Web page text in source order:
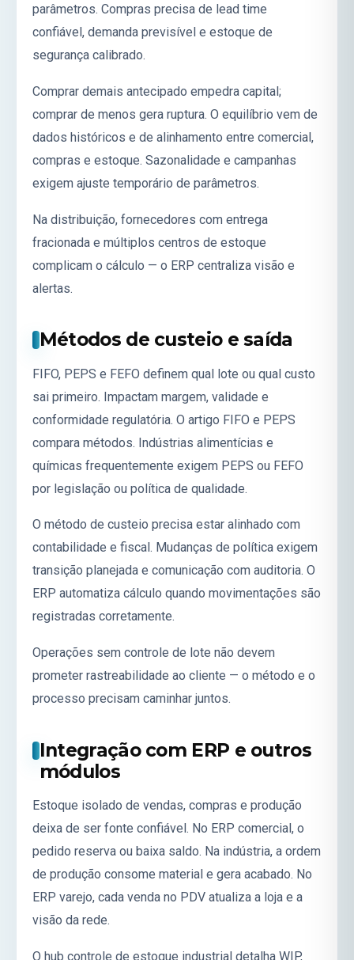
parâmetros. Compras precisa de lead time
confiável, demanda previsível e estoque de
segurança calibrado.
Comprar demais antecipado empedra capital;
comprar de menos gera ruptura. O equilíbrio vem de
dados históricos e de alinhamento entre comercial,
compras e estoque. Sazonalidade e campanhas
exigem ajuste temporário de parâmetros.
Na distribuição, fornecedores com entrega
fracionada e múltiplos centros de estoque
complicam o cálculo — o ERP centraliza visão e
alertas.
Métodos de custeio e saída
FIFO, PEPS e FEFO definem qual lote ou qual custo
sai primeiro. Impactam margem, validade e
conformidade regulatória. O artigo FIFO e PEPS
compara métodos. Indústrias alimentícias e
químicas frequentemente exigem PEPS ou FEFO
por legislação ou política de qualidade.
O método de custeio precisa estar alinhado com
contabilidade e fiscal. Mudanças de política exigem
transição planejada e comunicação com auditoria. O
ERP automatiza cálculo quando movimentações são
registradas corretamente.
Operações sem controle de lote não devem
prometer rastreabilidade ao cliente — o método e o
processo precisam caminhar juntos.
Integração com ERP e outros
módulos
Estoque isolado de vendas, compras e produção
deixa de ser fonte confiável. No ERP comercial, o
pedido reserva ou baixa saldo. Na indústria, a ordem
de produção consome material e gera acabado. No
ERP varejo, cada venda no PDV atualiza a loja e a
visão da rede.
O hub controle de estoque industrial detalha WIP,